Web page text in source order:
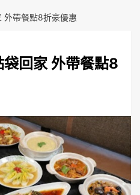
外帶餐點8折豪優惠
回家 外帶餐點8